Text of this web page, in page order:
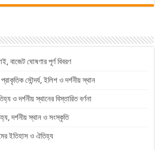
বাজেট ঘোষণার পূর্ণ বিবরণ
সৌন্দর্য, ইলিশ ও দর্শনীয় স্থান
ও দর্শনীয় স্থানের বিস্তারিত বর্ণনা
দর্শনীয় স্থান ও সংস্কৃতি
ইতিহাস ও ঐতিহ্য